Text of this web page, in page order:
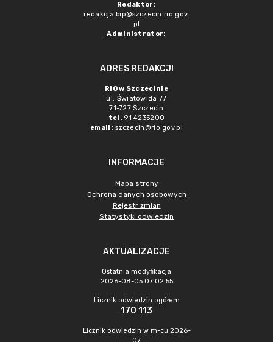
Redaktor:
redakcja.bip@szczecin.rio.gov.
pl
Administrator:
ADRES REDAKCJI
RIO w Szczecinie
ul. Światowida 77
71-727 Szczecin
tel. 91 4235200
email: szczecin@rio.gov.pl
INFORMACJE
Mapa strony
Ochrona danych osobowych
Rejestr zmian
Statystyki odwiedzin
AKTUALIZACJE
Ostatnia modyfikacja
2026-08-05 07:02:55
Licznik odwiedzin ogółem
170 113
Licznik odwiedzin w m-cu 2026-